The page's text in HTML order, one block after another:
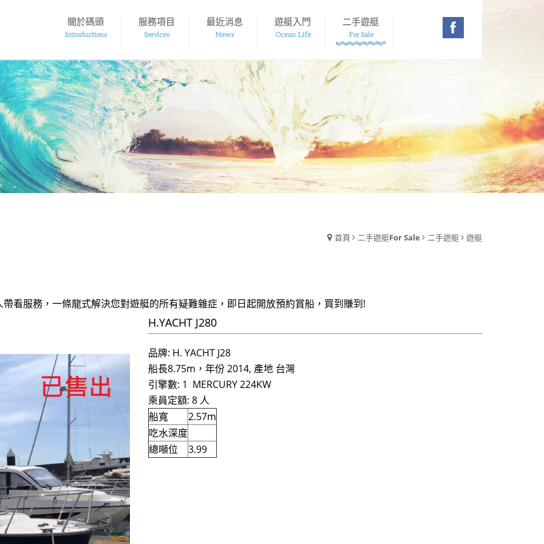
關於碼頭
Introductions
服務項目
Services
最近消息
News
遊艇入門
Ocean Life
二手遊艇
For Sale
首頁 二手遊艇For Sale 二手遊艇 遊艇
看服務，一條龍式解決您對遊艇的所有疑難雜症，即日起開放預約賞船，買到賺到!
H.YACHT J280
品牌: H. YACHT J28
船長8.75m，年份 2014, 產地 台灣
​引擎數: 1 MERCURY 224KW
乘員定額: 8 人
船寬
2.57m
吃水深度
總噸位
3.99